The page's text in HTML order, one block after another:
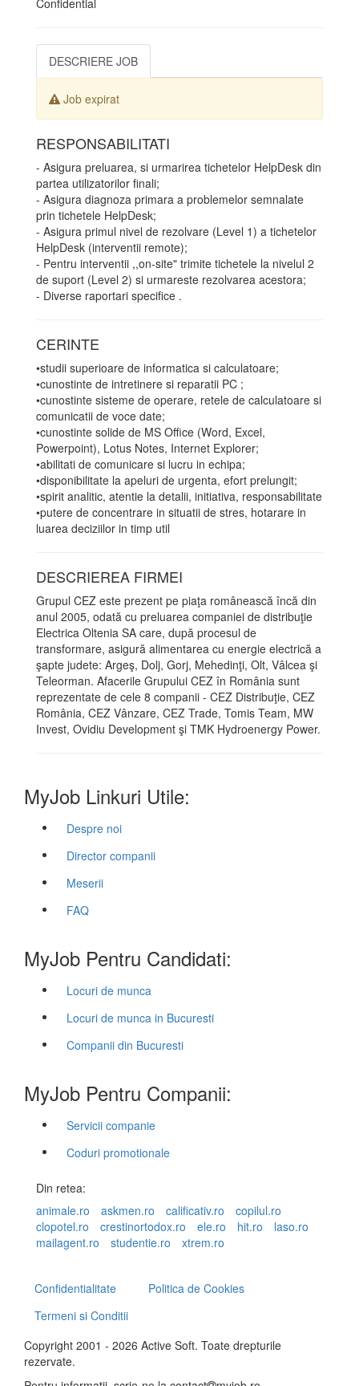
Confidential
DESCRIERE JOB
Job expirat
RESPONSABILITATI
- Asigura preluarea, si urmarirea tichetelor HelpDesk din
partea utilizatorilor finali;
- Asigura diagnoza primara a problemelor semnalate
prin tichetele HelpDesk;
- Asigura primul nivel de rezolvare (Level 1) a tichetelor
HelpDesk (interventii remote);
- Pentru interventii ,,on-site" trimite tichetele la nivelul 2
de suport (Level 2) si urmareste rezolvarea acestora;
- Diverse raportari specifice .
CERINTE
•studii superioare de informatica si calculatoare;
•cunostinte de intretinere si reparatii PC ;
•cunostinte sisteme de operare, retele de calculatoare si
comunicatii de voce date;
•cunostinte solide de MS Office (Word, Excel,
Powerpoint), Lotus Notes, Internet Explorer;
•abilitati de comunicare si lucru in echipa;
•disponibilitate la apeluri de urgenta, efort prelungit;
•spirit analitic, atentie la detalii, initiativa, responsabilitate
•putere de concentrare in situatii de stres, hotarare in
luarea deciziilor in timp util
DESCRIEREA FIRMEI
Grupul CEZ este prezent pe piaţa românească încă din
anul 2005, odată cu preluarea companiei de distribuţie
Electrica Oltenia SA care, după procesul de
transformare, asigură alimentarea cu energie electrică a
şapte judete: Argeş, Dolj, Gorj, Mehedinţi, Olt, Vâlcea şi
Teleorman. Afacerile Grupului CEZ în România sunt
reprezentate de cele 8 companii - CEZ Distribuţie, CEZ
România, CEZ Vânzare, CEZ Trade, Tomis Team, MW
Invest, Ovidiu Development şi TMK Hydroenergy Power.
MyJob Linkuri Utile:
Despre noi
Director companii
Meserii
FAQ
MyJob Pentru Candidati:
Locuri de munca
Locuri de munca in Bucuresti
Companii din Bucuresti
MyJob Pentru Companii:
Servicii companie
Coduri promotionale
Din retea:
animale.ro
askmen.ro calificativ.ro
copilul.ro
clopotel.ro
crestinortodox.ro ele.ro hit.ro
laso.ro
mailagent.ro
studentie.ro xtrem.ro
Confidentialitate
Politica de Cookies
Termeni si Conditii
Copyright 2001 - 2026 Active Soft. Toate drepturile
rezervate.